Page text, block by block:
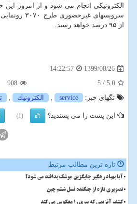
الکترونیکی انجام می شود و از امروز این
سرویسهای
از ۹۵ درصد خواهد رسید.
1399/08/26
14:22:57
5.0
/ 5
908
تگهای خبر:
service
, الكترونیك ,
این پست را می پسندید؟ (1)
تازه ترین مطالب مرتبط
آیا پهپاد رهگیر جایگزین موشک پدافند می شود؟
تصویری تازه از جنگنده نسل ششم چین
کشف آنزیمی که پیری را معکوس می کند